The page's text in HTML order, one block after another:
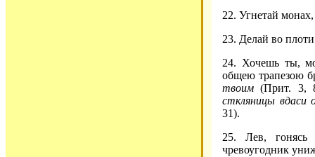
22. Угнетай
23. Делай во
24. Хочешь ты,
общею трапезою
твоим (Прит. 3,
сткляницы вдаси
31).
25. Лев, гонясь
чревоугодник